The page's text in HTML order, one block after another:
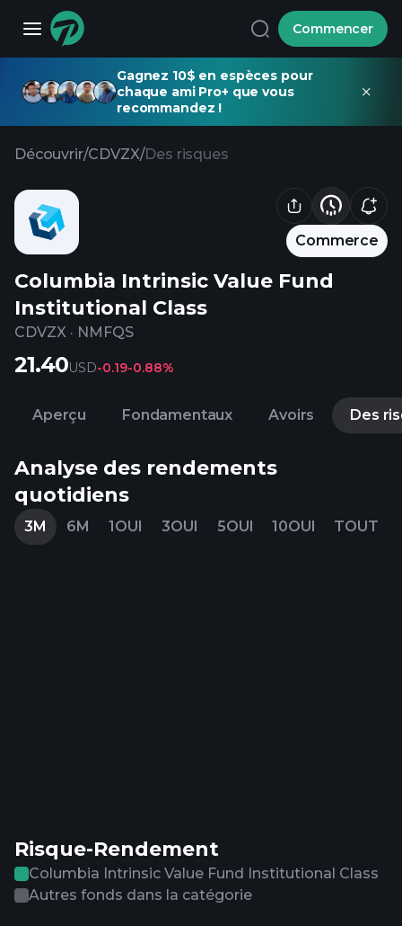
Commencer
Gagnez 10$ en espèces pour
chaque ami Pro+ que vous
recommandez !
Découvrir/CDVZX/Des risques
Commerce
Columbia Intrinsic Value Fund
Institutional Class
CDVZX · NMFQS
21.40USD-0.19-0.88%
Aperçu Fondamentaux Avoirs Des
Analyse des rendements
quotidiens
3M 6M 1OUI 3OUI 5OUI 10OUI TOUT
Risque-Rendement
Columbia Intrinsic Value Fund Institutional Class
Autres fonds dans la catégorie